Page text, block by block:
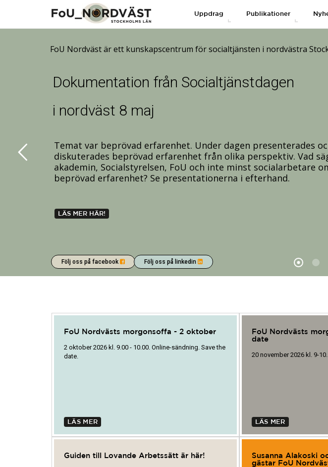
Uppdrag Publikationer
Dokumentation från Socialtjänstdagen
i nordväst 8 maj
FoU Nordväst är ett kunskapscentrum för socialtjänsten i nordvästra
Följ oss på linkedin
Följ oss på facebook
Temat var beprövad erfarenhet. Under dagen presenterades
diskuterades beprövad erfarenhet från olika perspektiv. Vad
akademin, Socialstyrelsen, FoU och inte minst socialarbetare
beprövad erfarenhet? Se presentationerna i efterhand.
LÄS MER HÄR!
FoU Nordvästs morgonsoffa - 2 oktober
2 oktober 2026 kl. 9.00 - 10.00. Online-sändning. Save the
date.
LÄS MER
FoU Nordvästs
date
20 november 2026 kl. 9-
LÄS MER
Guiden till Lovande Arbetssätt är här!
Susanna Alakoski
gästar FoU